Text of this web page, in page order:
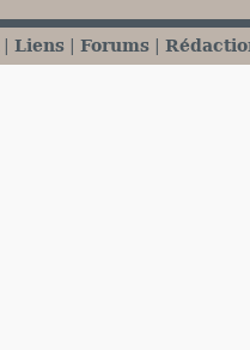
Liens Forums